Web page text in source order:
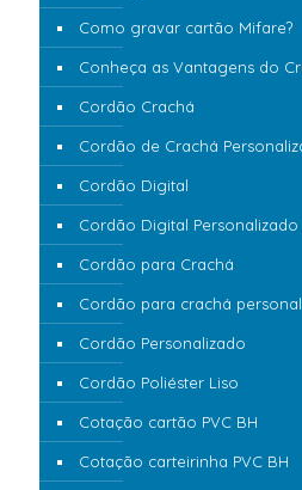
Como gravar cartão Mifare?
Conheça as Vantagens do
Cordão Crachá
Cordão de Crachá
Cordão Digital
Cordão Digital Personalizado
Cordão para Crachá
Cordão para crachá
Cordão Personalizado
Cordão Poliéster Liso
Cotação cartão PVC BH
Cotação carteirinha PVC BH